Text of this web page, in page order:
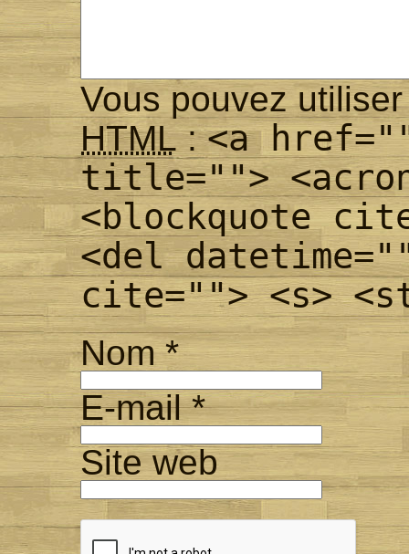
Vous pouvez
HTML: <a
title="">
<blockquote
<del
cite=""> <s>
Nom *
E-mail *
Site web